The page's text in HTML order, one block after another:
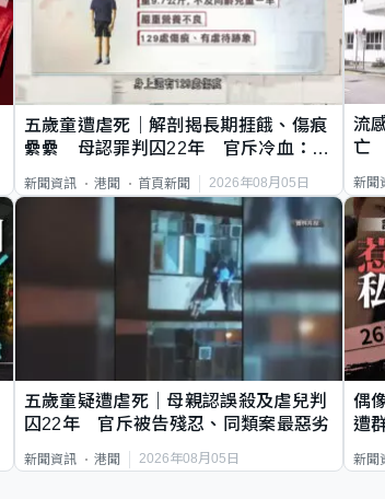
五歲童遭虐死｜解剖揭長期捱餓、傷痕
纍纍 母認罪判囚22年 官斥冷血：同
新聞資訊 港聞 首頁新聞 2026年08月05日
流
亡
新聞
五歲童疑遭虐死｜母親認誤殺及虐兒判
囚22年 官斥被告殘忍、同類案最惡劣
新聞資訊 港聞 2026年08月05日
偶
遭
新聞